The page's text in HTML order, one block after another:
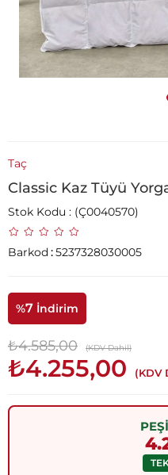
Taç
Classic Kaz Tüyü
Stok Kodu (Ç0040570)
Barkod:5237328030005
%7 İndirim
₺4.585,00 (KDV Dahil)
₺4.255,00 (KDV